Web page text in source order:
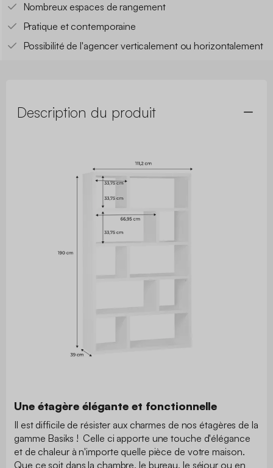
Nombreux espaces de rangement
Pratique et contemporaine
Possibilité de l'agencer verticalement ou horizontalement
Description du produit
Une étagère élégante et fonctionnelle
Il est difficile de résister aux charmes de nos étagères de la
gamme Basiks ! Celle ci apporte une touche d'élégance
et de chaleur à n'importe quelle pièce de votre maison.
Que ce soit dans la chambre, le bureau, le séjour ou en